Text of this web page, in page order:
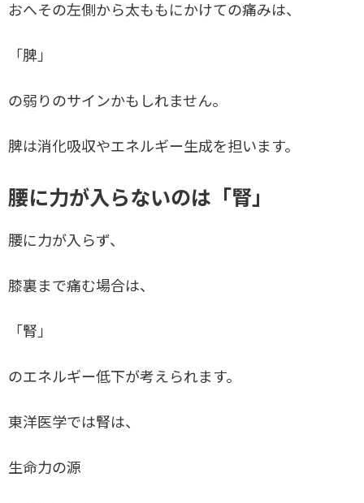
おへその左側から太ももにかけての痛みは、
「脾」
の弱りのサインかもしれません。
脾は消化吸収やエネルギー生成を担います。
腰に力が入らないのは「腎」
腰に力が入らず、
膝裏まで痛む場合は、
「腎」
のエネルギー低下が考えられます。
東洋医学では腎は、
生命力の源